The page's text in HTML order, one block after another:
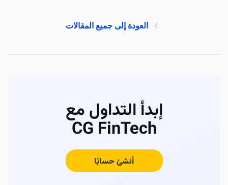
العودة إلى جميع المقالات
إبدأ التداول مع
CG FinTech
أنشئ حسابًا